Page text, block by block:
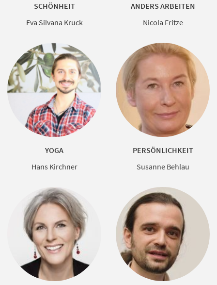
SCHÖNHEIT
Eva Silvana Kruck
ANDERS ARBEITEN
Nicola Fritze
YOGA
Hans Kirchner
PERSÖNLICHKEIT
Susanne Behlau